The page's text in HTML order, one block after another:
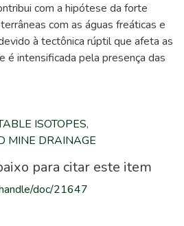
com a hipótese da forte
com as águas freáticas e
à tectônica rúptil que afeta as
é intensificada pela presença das
ISOTOPES,
MINE DRAINAGE
para citar este item
doc/21647